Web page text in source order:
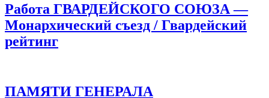
Работа ГВАРДЕЙСКОГО СОЮЗА —
Монархический съезд / Гвардейский
рейтинг
ПАМЯТИ ГЕНЕРАЛА